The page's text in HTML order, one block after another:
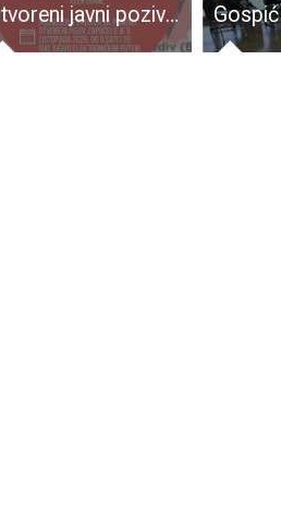
Otvoreni javni pozivi Fonda za sufinanciranje ugradnje solarnih elektrana